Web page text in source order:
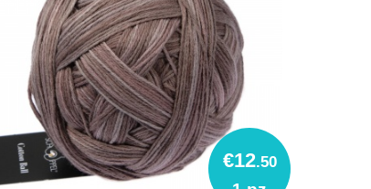
€12.50